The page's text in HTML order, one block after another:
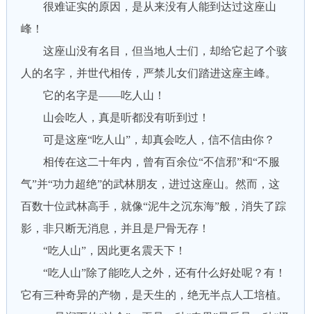
很难证实的原因，是从来没有人能到达过这座山
峰！
这座山没有名目，但当地人士们，却给它起了个骇
人的名字，并世代相传，严禁儿女们踏进这座主峰。
它的名字是——吃人山！
山会吃人，真是听都没有听到过！
可是这座“吃人山”，却真会吃人，信不信由你？
相传在这二十年内，曾有百余位“不信邪”和“不服
气”并“功力超绝”的武林朋友，进过这座山。然而，这
百数十位武林高手，就像“泥牛之沉东海”般，消失了踪
影，非只断无消息，并且是尸骨无存！
“吃人山”，因此更名震天下！
“吃人山”除了能吃人之外，还有什么好处呢？有！
它有三种奇异的产物，是天生的，绝无半点人工培植。